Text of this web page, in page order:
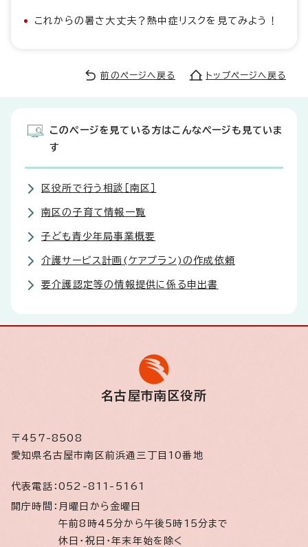
これからの暑さ大丈夫？熱中症リスクを見てみよう！
前のページへ戻る トップページへ戻る
このページを見ている方はこんなページも見ていま
す
区役所で行う相談［南区］
南区の子育て情報一覧
子ども青少年局事業概要
介護サービス計画(ケアプラン)の作成依頼
要介護認定等の情報提供に係る申出書
名古屋市南区役所
〒457-8508
愛知県名古屋市南区前浜通三丁目10番地
代表電話： 052-811-5161
開庁時間： 月曜日から金曜日
午前8時45分から午後5時15分まで
休日・祝日・年末年始を除く